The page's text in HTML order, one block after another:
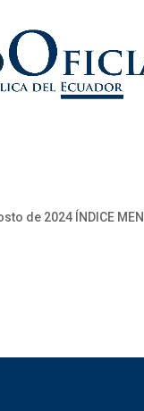
de 2024 ÍNDICE